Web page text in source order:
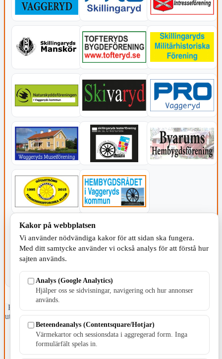
KOMMUNEN
Fristående webbtidningsföretag grundat 1991 som sedan 2002 ger
ut tidningen Skillingaryd.nu och 2010 lanserades Värnamo.nu. Från
april 2026 omfattar Skillingaryd.nu tre kommuner: Gnosjö,
Värnamo och Vaggeryds kommun.
Kakor på webbplatsen
Vi använder nödvändiga kakor för att sidan ska fungera.
Med ditt samtycke använder vi också analys för att förstå hur
sajten används.
Analys (Google Analytics)
Hjälper oss se sidvisningar, navigering och hur annonser
används.
Beteendeanalys (Contentsquare/Hotjar)
Värmekartor och sessionsdata i aggregerad form. Inga
formulärfält spelas in.